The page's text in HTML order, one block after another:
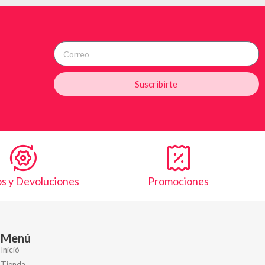
Suscribirte
y Devoluciones Promociones
Menú
Inició